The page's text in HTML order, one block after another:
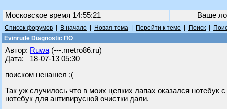
Московское время 14:55:21 Ваше
Список форумов В начало Новая тема Перейти к теме Поиск
Evinrude Diagnostic ПО
Автор: Ruwa (---.metro86.ru)
Дата: 18-07-13 05:30
поиском ненашел ;(
Так уж случилось что в моих цепких лапах оказался нотебук
нотебук для антивирусной очистки дали.